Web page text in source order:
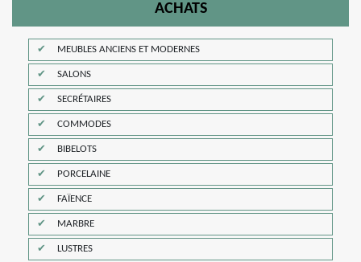
ACHATS
MEUBLES ANCIENS ET MODERNES
SALONS
SECRÉTAIRES
COMMODES
BIBELOTS
PORCELAINE
FAÏENCE
MARBRE
LUSTRES